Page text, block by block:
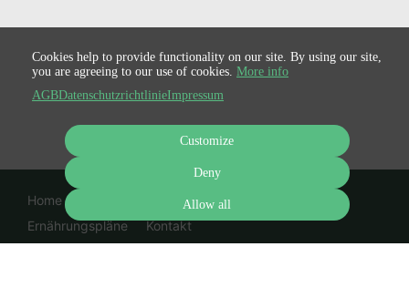
Home
Rezeptsammlungen
Ernährungspläne
Kontakt
Cookies help to provide functionality on our site. By using our site,
you are agreeing to our use of cookies. More info
AGBDatenschutzrichtlinieImpressum
Customize
Deny
Allow all